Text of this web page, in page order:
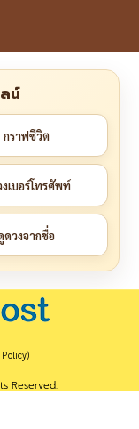
น์
กราฟชีวิต
เบอร์โทรศัพท์
ดวงจากชื่อ
Reserved.